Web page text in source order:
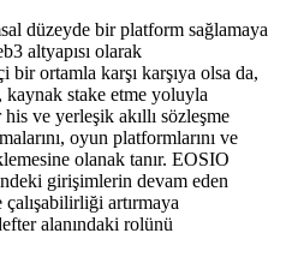
düzeyde bir platform sağlamaya
altyapısı olarak
bir ortamla karşı karşıya olsa da,
stake etme yoluyla
ve yerleşik akıllı sözleşme
oyun platformlarını ve
olanak tanır. EOSIO
girişimlerin devam eden
artırmaya
alanındaki rolünü